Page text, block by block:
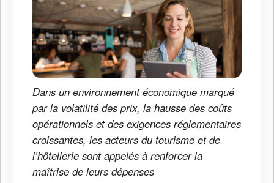
Dans un environnement économique marqué
par la volatilité des prix, la hausse des coûts
opérationnels et des exigences réglementaires
croissantes, les acteurs du tourisme et de
l’hôtellerie sont appelés à renforcer la
maîtrise de leurs dépenses